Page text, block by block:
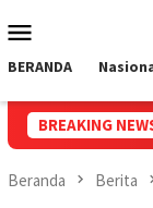
ke
Mobile
BERANDA
BREAKING
Santun
Beranda Berita